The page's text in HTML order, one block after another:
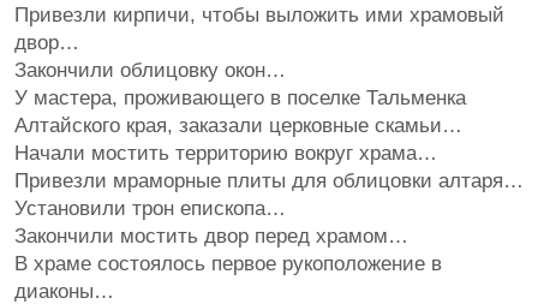
Привезли кирпичи, чтобы выложить ими храмовый
двор…
Закончили облицовку окон…
У мастера, проживающего в поселке Тальменка
Алтайского края, заказали церковные скамьи…
Начали мостить территорию вокруг храма…
Привезли мраморные плиты для облицовки алтаря…
Установили трон епископа…
Закончили мостить двор перед храмом…
В храме состоялось первое рукоположение в
диаконы…